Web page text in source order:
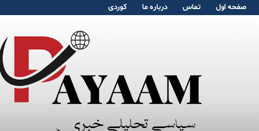
صفحە اول تماس دربارە ما کوردی